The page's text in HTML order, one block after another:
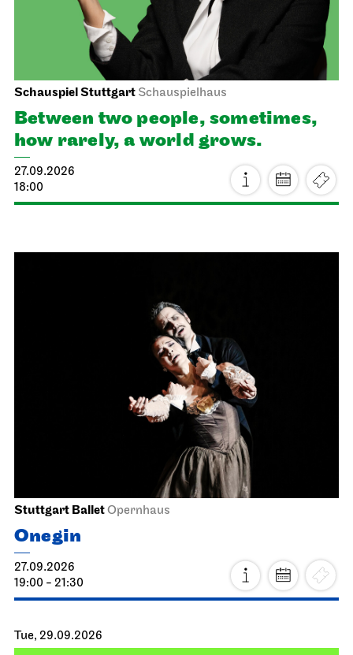
Schauspiel Stuttgart Schauspielhaus
Between two people, sometimes,
how rarely, a world grows.
27.09.2026
18:00
Stuttgart BalletOpernhaus
Onegin
27.09.2026
19:00 - 21:30
Tue, 29.09.2026